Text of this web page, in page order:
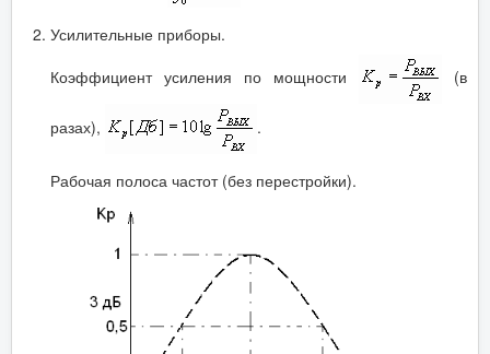
Усилительные приборы.
Коэффициент усиления по мощности
(в
разах), .
Рабочая полоса частот (без перестройки).